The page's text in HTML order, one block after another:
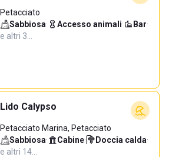
Petacciato
Sabbiosa· Accesso animali· Bar·
e altri 3…
Lido Calypso
Petacciato Marina, Petacciato
Sabbiosa· Cabine· Doccia calda·
e altri 14…